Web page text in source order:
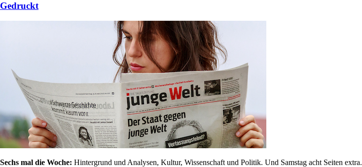
Gedruckt
Sechs mal die Woche: Hintergrund und Analysen, Kultur, Wissenschaft und Politik. Und Samstag acht Seiten extra.